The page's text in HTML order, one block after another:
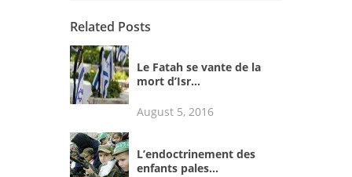
Related Posts
Le Fatah se vante de la
mort d’Isr...
August 5, 2016
L’endoctrinement des
enfants pales...